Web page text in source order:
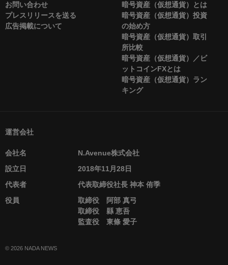
お問い合わせ
プレスリリースを送る
広告掲載について
暗号資産（仮想通貨）とは
暗号資産（仮想通貨）投資
の始め方
暗号資産（仮想通貨）取引
所比較
暗号資産（仮想通貨）／ビ
ットコインFXとは
暗号資産（仮想通貨）ラン
キング
運営会社
会社名
N.Avenue株式会社
設立日
2018年11月28日
代表者
代表取締役社長 神本 侑季
役員
取締役 阿部 真弓
取締役 縣 恵吾
監査役 東條 愛子
© 2026 NADA NEWS